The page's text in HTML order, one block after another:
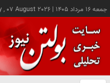
جمعه ۱۶ مرداد ۱۴۰۵ |
, 07 August 2026